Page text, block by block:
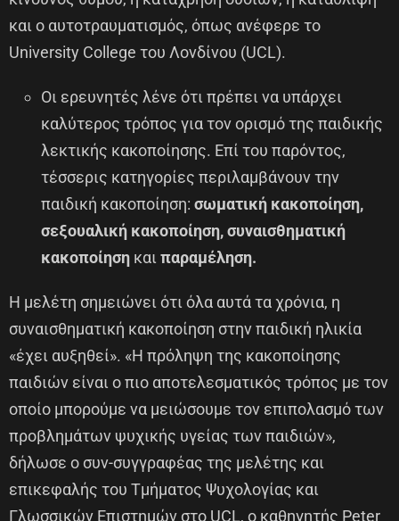
και ο αυτοτραυματισμός, όπως ανέφερε το
University College του Λονδίνου (UCL).
Οι ερευνητές λένε ότι πρέπει να υπάρχει
καλύτερος τρόπος για τον ορισμό της παιδικής
λεκτικής κακοποίησης. Επί του παρόντος,
τέσσερις κατηγορίες περιλαμβάνουν την
παιδική κακοποίηση: σωματική κακοποίηση,
σεξουαλική κακοποίηση, συναισθηματική
κακοποίηση και παραμέληση.
Η μελέτη σημειώνει ότι όλα αυτά τα χρόνια, η
συναισθηματική κακοποίηση στην παιδική ηλικία
«έχει αυξηθεί». «Η πρόληψη της κακοποίησης
παιδιών είναι ο πιο αποτελεσματικός τρόπος με τον
οποίο μπορούμε να μειώσουμε τον επιπολασμό των
προβλημάτων ψυχικής υγείας των παιδιών»,
δήλωσε ο συν-συγγραφέας της μελέτης και
επικεφαλής του Τμήματος Ψυχολογίας και
Γλωσσικών Επιστημών στο UCL, ο καθηγητής Peter